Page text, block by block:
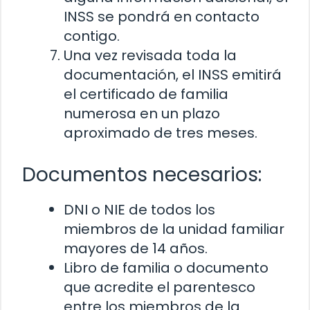
INSS se pondrá en contacto
contigo.
Una vez revisada toda la
documentación, el INSS emitirá
el certificado de familia
numerosa en un plazo
aproximado de tres meses.
Documentos necesarios:
DNI o NIE de todos los
miembros de la unidad familiar
mayores de 14 años.
Libro de familia o documento
que acredite el parentesco